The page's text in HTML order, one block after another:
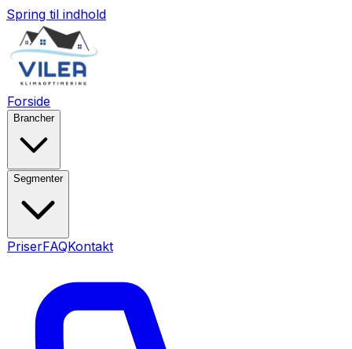
Spring til indhold
Forside
Brancher
Segmenter
PriserFAQKontakt